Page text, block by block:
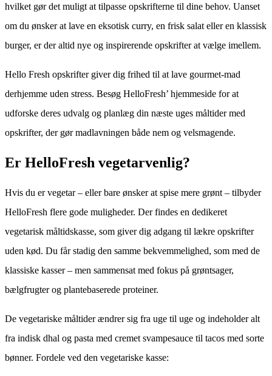
hvilket gør det muligt at tilpasse opskrifterne til dine behov. Uanset
om du ønsker at lave en eksotisk curry, en frisk salat eller en klassisk
burger, er der altid nye og inspirerende opskrifter at vælge imellem.
Hello Fresh opskrifter giver dig frihed til at lave gourmet-mad
derhjemme uden stress. Besøg HelloFresh’ hjemmeside for at
udforske deres udvalg og planlæg din næste uges måltider med
opskrifter, der gør madlavningen både nem og velsmagende.
Er HelloFresh vegetarvenlig?
Hvis du er vegetar – eller bare ønsker at spise mere grønt – tilbyder
HelloFresh flere gode muligheder. Der findes en dedikeret
vegetarisk måltidskasse, som giver dig adgang til lækre opskrifter
uden kød. Du får stadig den samme bekvemmelighed, som med de
klassiske kasser – men sammensat med fokus på grøntsager,
bælgfrugter og plantebaserede proteiner.
De vegetariske måltider ændrer sig fra uge til uge og indeholder alt
fra indisk dhal og pasta med cremet svampesauce til tacos med sorte
bønner. Fordele ved den vegetariske kasse: